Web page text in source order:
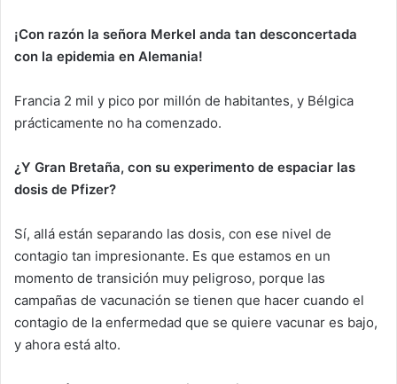
¡Con razón la señora Merkel anda tan desconcertada
con la epidemia en Alemania!
Francia 2 mil y pico por millón de habitantes, y Bélgica
prácticamente no ha comenzado.
¿Y Gran Bretaña, con su experimento de espaciar las
dosis de Pfizer?
Sí, allá están separando las dosis, con ese nivel de
contagio tan impresionante. Es que estamos en un
momento de transición muy peligroso, porque las
campañas de vacunación se tienen que hacer cuando el
contagio de la enfermedad que se quiere vacunar es bajo,
y ahora está alto.